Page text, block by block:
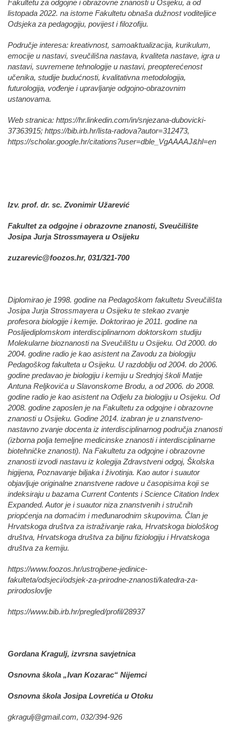
Fakultetu za odgojne i obrazovne znanosti u Osijeku, a od
listopada 2022. na istome Fakultetu obnaša dužnost voditeljice
Odsjeka za pedagogiju, povijest i filozofiju.
Područje interesa: kreativnost, samoaktualizacija, kurikulum,
emocije u nastavi, sveučilišna nastava, kvaliteta nastave, igra u
nastavi, suvremene tehnologije u nastavi, preopterećenost
učenika, studije budućnosti, kvalitativna metodologija,
futurologija, vođenje i upravljanje odgojno-obrazovnim
ustanovama.
Web stranica: https://hr.linkedin.com/in/snjezana-dubovicki-
37363915; https://bib.irb.hr/lista-radova?autor=312473,
https://scholar.google.hr/citations?user=dble_VgAAAAJ&hl=en
Izv. prof. dr. sc. Zvonimir Užarević
Fakultet za odgojne i obrazovne znanosti, Sveučilište
Josipa Jurja Strossmayera u Osijeku
zuzarevic@foozos.hr, 031/321-700
Diplomirao je 1998. godine na Pedagoškom fakultetu Sveučilišta
Josipa Jurja Strossmayera u Osijeku te stekao zvanje
profesora biologije i kemije. Doktorirao je 2011. godine na
Poslijediplomskom interdisciplinarnom doktorskom studiju
Molekularne bioznanosti na Sveučilištu u Osijeku. Od 2000. do
2004. godine radio je kao asistent na Zavodu za biologiju
Pedagoškog fakulteta u Osijeku. U razdoblju od 2004. do 2006.
godine predavao je biologiju i kemiju u Srednjoj školi Matije
Antuna Reljkovića u Slavonskome Brodu, a od 2006. do 2008.
godine radio je kao asistent na Odjelu za biologiju u Osijeku. Od
2008. godine zaposlen je na Fakultetu za odgojne i obrazovne
znanosti u Osijeku. Godine 2014. izabran je u znanstveno-
nastavno zvanje docenta iz interdisciplinarnog područja znanosti
(izborna polja temeljne medicinske znanosti i interdisciplinarne
biotehničke znanosti). Na Fakultetu za odgojne i obrazovne
znanosti izvodi nastavu iz kolegija Zdravstveni odgoj, Školska
higijena, Poznavanje biljaka i životinja. Kao autor i suautor
objavljuje originalne znanstvene radove u časopisima koji se
indeksiraju u bazama Current Contents i Science Citation Index
Expanded. Autor je i suautor niza znanstvenih i stručnih
priopćenja na domaćim i međunarodnim skupovima. Član je
Hrvatskoga društva za istraživanje raka, Hrvatskoga biološkog
društva, Hrvatskoga društva za biljnu fiziologiju i Hrvatskoga
društva za kemiju.
https://www.foozos.hr/ustrojbene-jedinice-
fakulteta/odsjeci/odsjek-za-prirodne-znanosti/katedra-za-
prirodoslovlje
https://www.bib.irb.hr/pregled/profil/28937
Gordana Kragulj, izvrsna savjetnica
Osnovna škola „Ivan Kozarac“ Nijemci
Osnovna škola Josipa Lovretića u Otoku
gkragulj@gmail.com, 032/394-926